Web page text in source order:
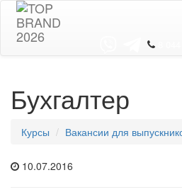
Бухгалтер
Курсы Вакансии для
10.07.2016